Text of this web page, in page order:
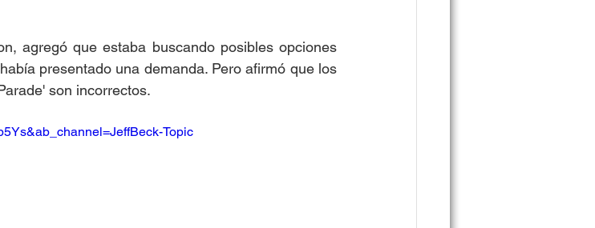
agregó que estaba buscando posibles opciones
presentado una demanda. Pero afirmó que los
son incorrectos.
Topic